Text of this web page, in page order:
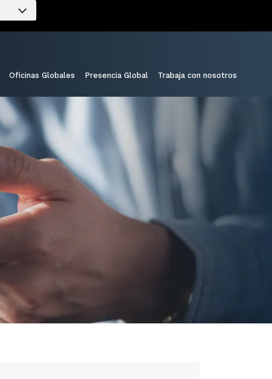
Oficinas Globales Presencia Global Trabaja con nosotros